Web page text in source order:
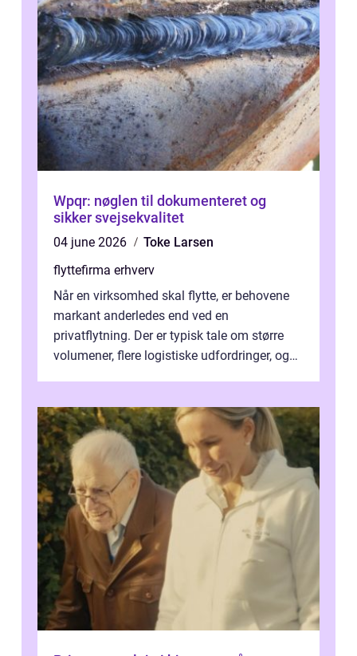
Wpqr: nøglen til dokumenteret og
sikker svejsekvalitet
04 june 2026
Toke Larsen
flyttefirma erhverv
Når en virksomhed skal flytte, er behovene
markant anderledes end ved en
privatflytning. Der er typisk tale om større
volumener, flere logistiske udfordringer, og